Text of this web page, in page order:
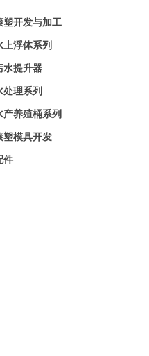
塑开发与加工
上浮体系列
水提升器
处理系列
产养殖桶系列
塑模具开发
件